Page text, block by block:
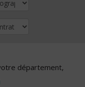
département,